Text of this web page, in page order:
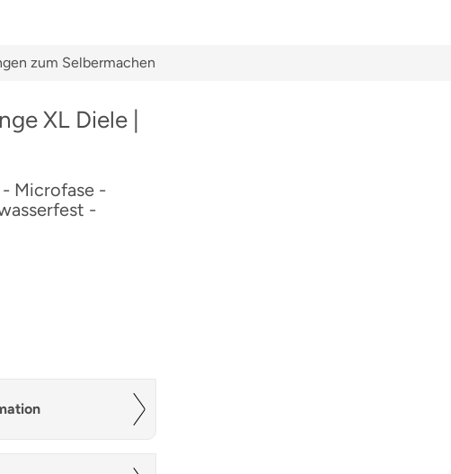
zum Selbermachen
XL Diele |
Microfase -
-